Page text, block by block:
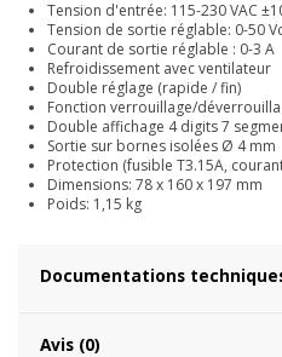
Tension d'entrée: 115-230 VAC
Tension de sortie réglable: 0-50
Courant de sortie réglable : 0-3 A
Refroidissement avec ventilateur
Double réglage (rapide / fin)
Fonction verrouillage/
Double affichage 4 digits 7
Sortie sur bornes isolées Ø 4 mm
Protection (fusible T3.15A,
Dimensions: 78 x 160 x 197 mm
Poids: 1,15 kg
Documentations
Avis (0)